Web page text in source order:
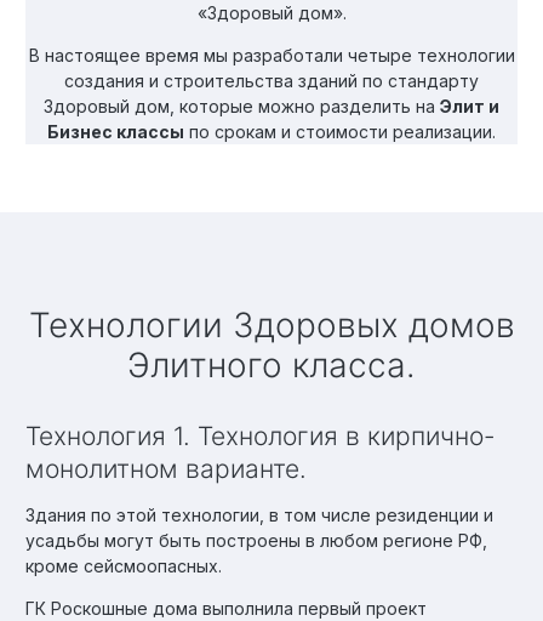
«Здоровый дом».
В настоящее время мы разработали четыре технологии
создания и строительства зданий по стандарту
Здоровый дом, которые можно разделить на Элит и
Бизнес классы по срокам и стоимости реализации.
Технологии Здоровых домов
Элитного класса.
Технология 1. Технология в кирпично-
монолитном варианте.
Здания по этой технологии, в том числе резиденции и
усадьбы могут быть построены в любом регионе РФ,
кроме сейсмоопасных.
ГК Роскошные дома выполнила первый проект